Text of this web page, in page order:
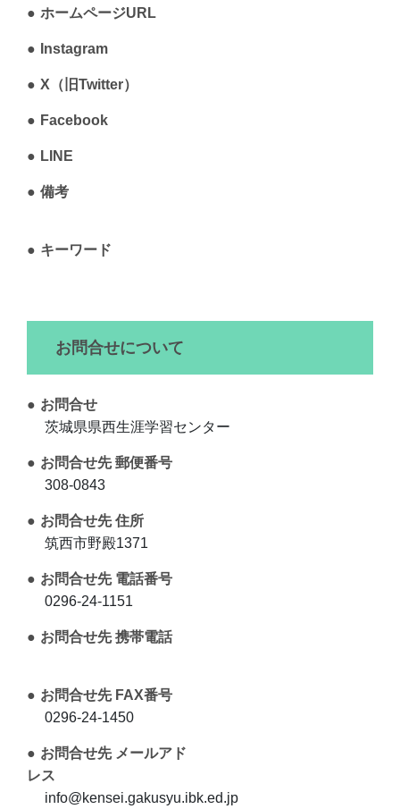
ホームページURL
Instagram
X（旧Twitter）
Facebook
LINE
備考
キーワード
お問合せについて
お問合せ
茨城県県西生涯学習センター
お問合せ先 郵便番号
308-0843
お問合せ先 住所
筑西市野殿1371
お問合せ先 電話番号
0296-24-1151
お問合せ先 携帯電話
お問合せ先 FAX番号
0296-24-1450
お問合せ先 メールアド
レス
info@kensei.gakusyu.ibk.ed.jp